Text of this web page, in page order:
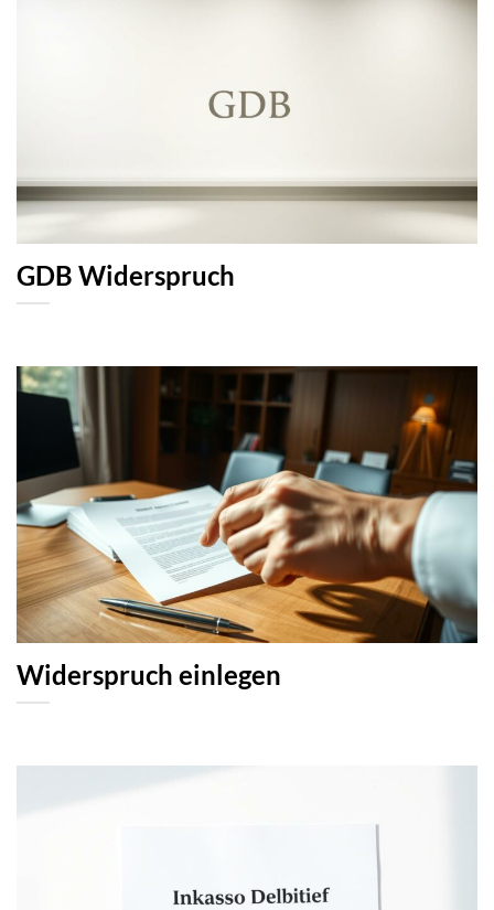
GDB Widerspruch
Widerspruch einlegen